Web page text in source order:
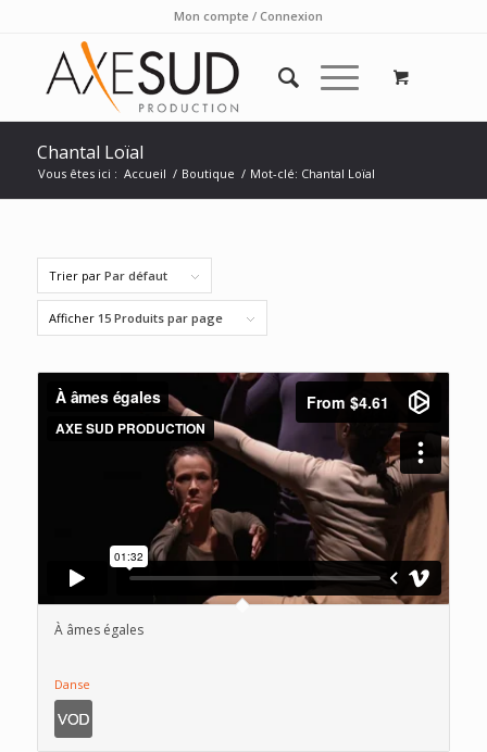
Mon compte / Connexion
Chantal Loïal
Vous êtes ici : Accueil / Boutique / Mot-clé: Chantal Loïal
Trier par Par défaut
Afficher 15 Produits par page
À âmes égales
Danse